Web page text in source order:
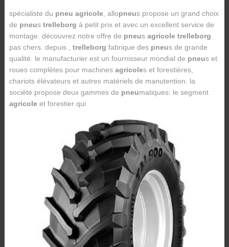
spécialiste du pneu agricole, allopneus propose un grand choix
de pneus trelleborg à petit prix et avec un excellent service de
montage. découvrez notre offre de pneus agricole trelleborg
pas chers. depuis , trelleborg fabrique des pneus de grande
qualité. le manufacturier est un fournisseur mondial de pneus et
roues complètes pour machines agricoles et forestières,
chariots élévateurs et autres matériels de manutention. la
société propose deux gammes de pneumatiques: le segment
agricoleet forestier qui